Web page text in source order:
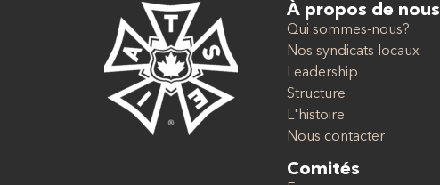
À propos de nous
Qui sommes-nous?
Nos syndicats locaux
Leadership
Structure
L'histoire
Nous contacter
Comités